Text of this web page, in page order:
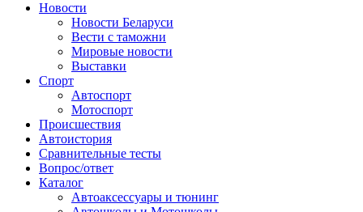
Сайт про автомобили
Новости
Новости Беларуси
Вести с таможни
Мировые новости
Выставки
Спорт
Автоспорт
Мотоспорт
Происшествия
Автоистория
Сравнительные тесты
Вопрос/ответ
Каталог
Автоакcессуары и тюнинг